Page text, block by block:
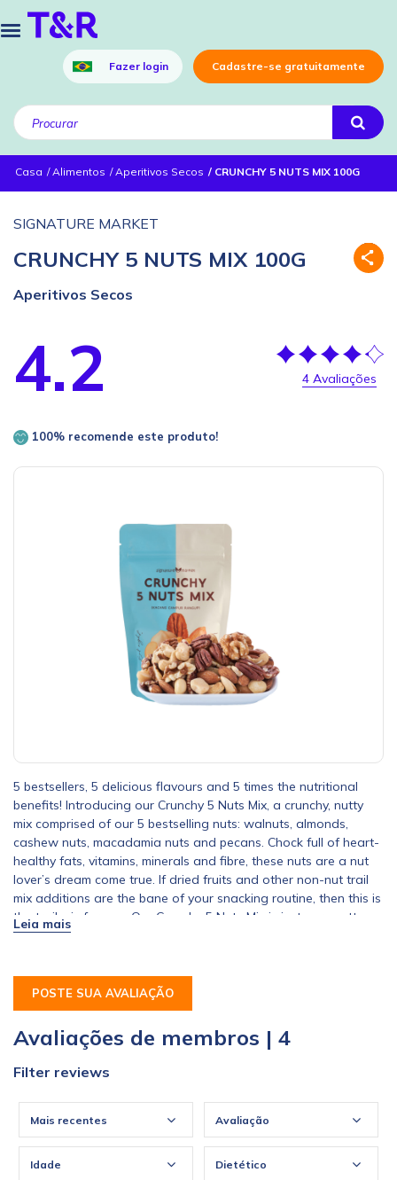
Fazer login Cadastre-se gratuitamente
Casa Alimentos Aperitivos Secos CRUNCHY 5 NUTS MIX 100G
SIGNATURE MARKET
CRUNCHY 5 NUTS MIX 100G
Aperitivos Secos
4.2 4 Avaliações
100% recomende este produto!
5 bestsellers, 5 delicious flavours and 5 times the nutritional
benefits! Introducing our Crunchy 5 Nuts Mix, a crunchy, nutty
mix comprised of our 5 bestselling nuts: walnuts, almonds,
cashew nuts, macadamia nuts and pecans. Chock full of heart-
healthy fats, vitamins, minerals and fibre, these nuts are a nut
lover’s dream come true. If dried fruits and other non-nut trail
mix additions are the bane of your snacking routine, then this is
the trail mix for you. Our Crunchy 5 Nuts Mix is just pure nutty
goodness to fulfil all your nuttiest snacking dreams!
POSTE SUA AVALIAÇÃO
Avaliações de membros | 4
Filter reviews
Mais recentes Avaliação
Idade Dietético